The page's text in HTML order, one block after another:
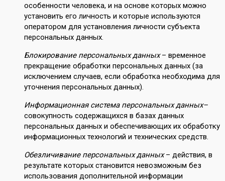
особенности человека, и на основе которых можно
установить его личность и которые используются
оператором для установления личности субъекта
персональных данных.
Блокирование персональных данных– временное
прекращение обработки персональных данных (за
исключением случаев, если обработка необходима для
уточнения персональных данных).
Информационная система персональных данных–
совокупность содержащихся в базах данных
персональных данных и обеспечивающих их обработку
информационных технологий и технических средств.
Обезличивание персональных данных– действия, в
результате которых становится невозможным без
использования дополнительной информации